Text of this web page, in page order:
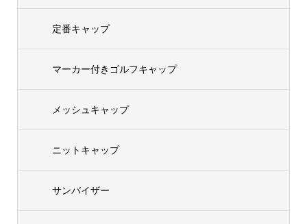
定番キャップ
マーカー付きゴルフキャップ
メッシュキャップ
ニットキャップ
サンバイザー